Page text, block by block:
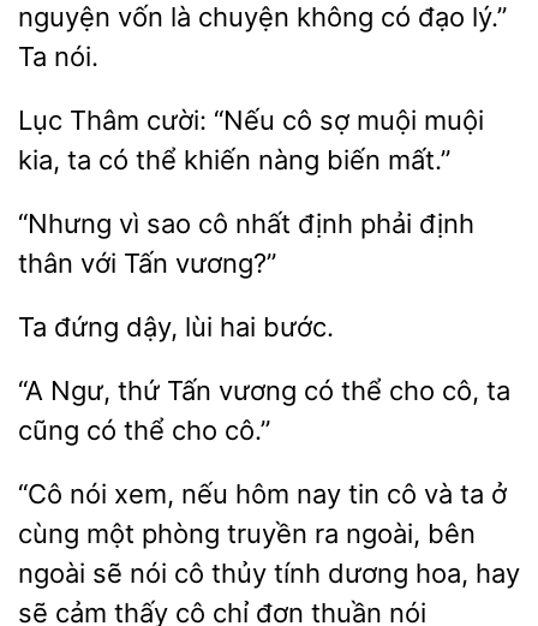
nguyện vốn là chuyện
có đạo lý.”
Ta nói.
Lục
cười: “Nếu cô sợ muội
kia, ta có thể khiến nàng
mất.”
“Nhưng vì sao nhất
phải định
với Tấn vương?”
lùi hai bước.
“A Ngư, thứ Tấn vương
thể cho cô,
cũng có thể cho
“Cô nói xem, nếu hôm nay
và ta ở
cùng một phòng truyền ra ngoài, bên
ngoài sẽ nói cô thủy tính dương hoa, hay
sẽ cảm thấy cô chỉ đơn thuần nói